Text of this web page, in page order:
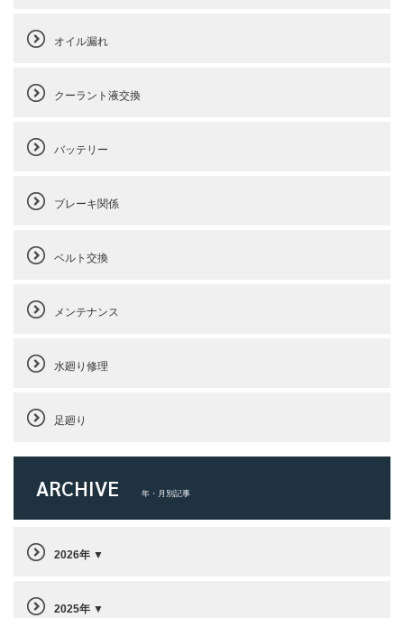
オイル漏れ
クーラント液交換
バッテリー
ブレーキ関係
ベルト交換
メンテナンス
水廻り修理
足廻り
ARCHIVE 年・月別記事
2026年
2025年